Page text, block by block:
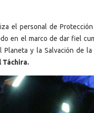
el personal de
en el marco de dar fiel
y la Salvación de la
Táchira.